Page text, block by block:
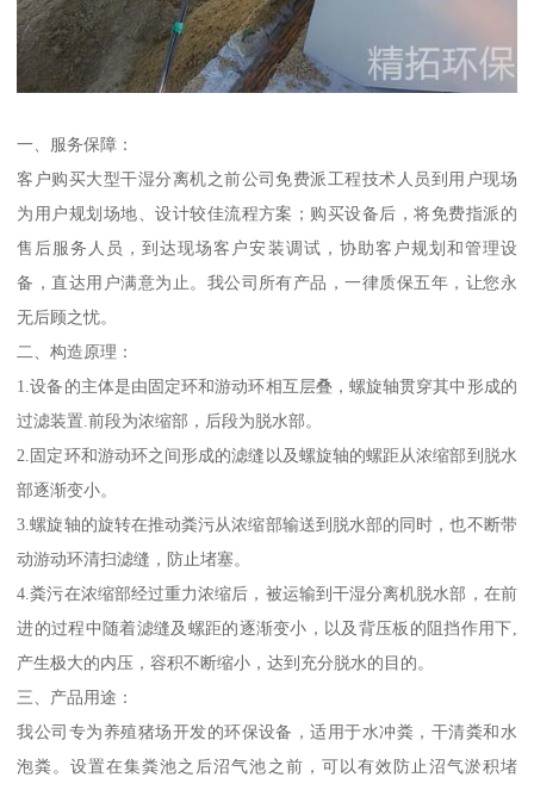
一、服务保障：
客户购买大型干湿分离机之前公司免费派工程技术人员到用户现场
为用户规划场地、设计较佳流程方案；购买设备后，将免费指派的
售后服务人员，到达现场客户安装调试，协助客户规划和管理设
备，直达用户满意为止。我公司所有产品，一律质保五年，让您永
无后顾之忧。
二、构造原理：
1.设备的主体是由固定环和游动环相互层叠，螺旋轴贯穿其中形成的
过滤装置.前段为浓缩部，后段为脱水部。
2.固定环和游动环之间形成的滤缝以及螺旋轴的螺距从浓缩部到脱水
部逐渐变小。
3.螺旋轴的旋转在推动粪污从浓缩部输送到脱水部的同时，也不断带
动游动环清扫滤缝，防止堵塞。
4.粪污在浓缩部经过重力浓缩后，被运输到干湿分离机脱水部，在前
进的过程中随着滤缝及螺距的逐渐变小，以及背压板的阻挡作用下,
产生极大的内压，容积不断缩小，达到充分脱水的目的。
三、产品用途：
我公司专为养殖猪场开发的环保设备，适用于水冲粪，干清粪和水
泡粪。设置在集粪池之后沼气池之前，可以有效防止沼气淤积堵